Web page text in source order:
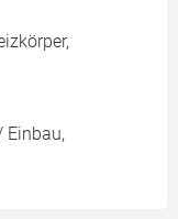
Einbau,